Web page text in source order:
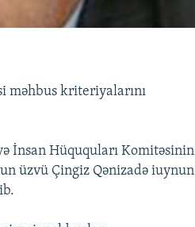
məhbus kriteriyalarını
İnsan Hüququları Komitəsinin
üzvü Çingiz Qənizadə iuynun